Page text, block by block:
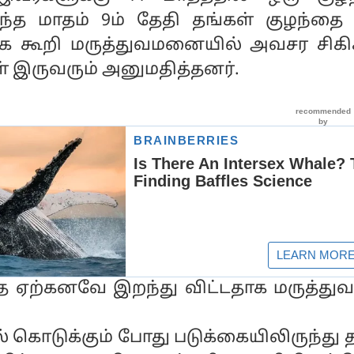
மாதம் 9ம் தேதி தங்கள் குழந்தை
கூறி மருத்துவமனையில் அவசர
இருவரும் அனுமதித்தனர்.
இறந்து விட்டதாக
கொடுக்கும் போது படுக்கையிலிருந்து